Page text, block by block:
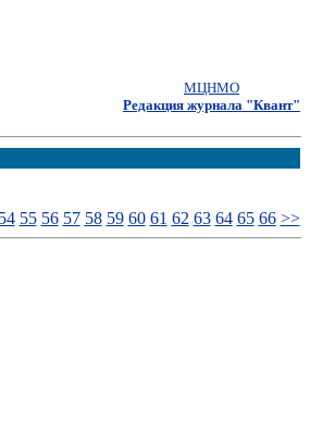
МЦНМО
Редакция журнала "Квант"
54 55 56 57 58 59 60 61 62 63 64 65 66 >>